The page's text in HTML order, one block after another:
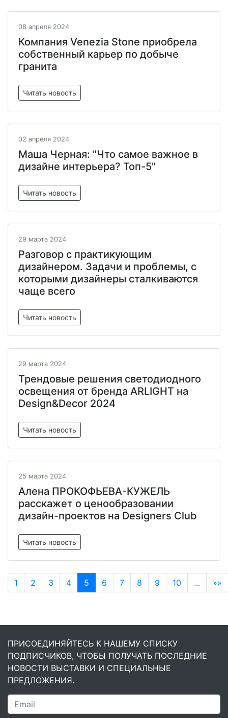
08 апреля 2024
Компания Venezia Stone приобрела
собственный карьер по добыче
гранита
Читать новость
02 апреля 2024
Маша Черная: "Что самое важное в
дизайне интерьера? Топ-5"
Читать новость
29 марта 2024
Разговор с практикующим
дизайнером. Задачи и проблемы, с
которыми дизайнеры сталкиваются
чаще всего
Читать новость
29 марта 2024
Трендовые решения светодиодного
освещения от бренда ARLIGHT на
Design&Decor 2024
Читать новость
25 марта 2024
Алена ПРОКОФЬЕВА-КУЖЕЛЬ
расскажет о ценообразовании
дизайн-проектов на Designers Club
Читать новость
1 2 3 4 5 6 7 8 9 10 ... »»
ПРИСОЕДИНЯЙТЕСЬ К НАШЕМУ СПИСКУ
ПОДПИСЧИКОВ, ЧТОБЫ ПОЛУЧАТЬ ПОСЛЕДНИЕ
НОВОСТИ ВЫСТАВКИ И СПЕЦИАЛЬНЫЕ
ПРЕДЛОЖЕНИЯ.